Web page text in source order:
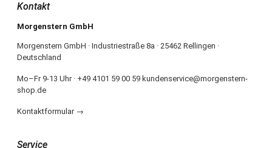
Kontakt
Morgenstern GmbH
Morgenstern GmbH · Industriestraße 8a · 25462 Rellingen ·
Deutschland
Mo–Fr 9-13 Uhr · +49 4101 59 00 59 kundenservice@morgenstern-
shop.de
Kontaktformular →
Service